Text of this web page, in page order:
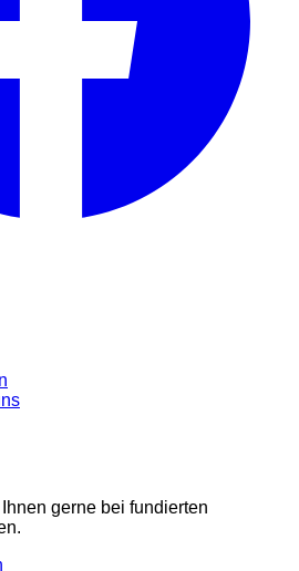
gerne bei fundierten